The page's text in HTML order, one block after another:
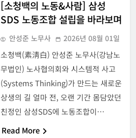
[소청백의 노동&사람] 삼성
SDS 노동조합 설립을 바라보며
안성준 노무사 2026년 08월 01일
소청백(素淸白) 안성준 노무사(강남노
무법인) 노사협의회와 시스템적 사고
(Systems Thinking)가 만드는 새로운
상생의 길 얼마 전, 오랜 기간 몸담았던
친정인 삼성SDS에 노동조합이…
Read More